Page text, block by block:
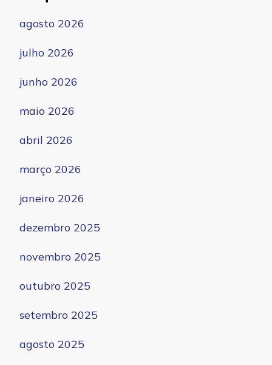
agosto 2026
julho 2026
junho 2026
maio 2026
abril 2026
março 2026
janeiro 2026
dezembro 2025
novembro 2025
outubro 2025
setembro 2025
agosto 2025